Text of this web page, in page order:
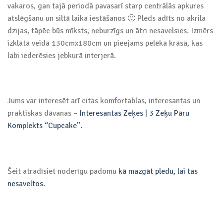
vakaros, gan tajā periodā pavasarī starp centrālās apkures
atslēgšanu un siltā laika iestāšanos 🙂 Pleds adīts no akrila
dzijas, tāpēc būs mīksts, neburzīgs un ātri nesavelsies. Izmērs
izklātā veidā 130cmx180cm un pieejams pelēkā krāsā, kas
labi iederēsies jebkurā interjerā.
Jums var interesēt arī citas komfortablas, interesantas un
praktiskas dāvanas – Interesantas Zeķes | 3 Zeķu Pāru
Komplekts “Cupcake”.
Šeit atradīsiet noderīgu padomu kā mazgāt pledu, lai tas
nesaveltos.